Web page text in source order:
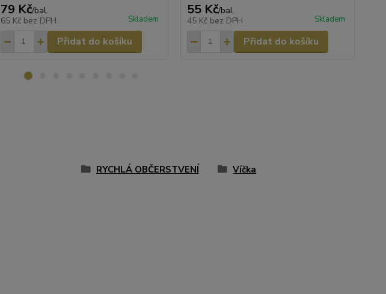
79 Kč/bal.
65 Kč bez DPH Skladem
Přidat do košíku
55 Kč/bal.
45 Kč bez DPH Skladem
Přidat do košíku
RYCHLÁ OBČERSTVENÍ Víčka